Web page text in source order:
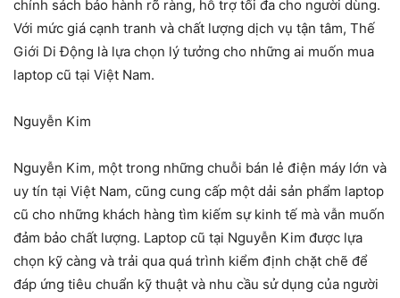
chính sách bảo hành rõ ràng, hỗ trợ tối đa cho người dùng.
Với mức giá cạnh tranh và chất lượng dịch vụ tận tâm, Thế
Giới Di Động là lựa chọn lý tưởng cho những ai muốn mua
laptop cũ tại Việt Nam.
Nguyễn Kim
Nguyễn Kim, một trong những chuỗi bán lẻ điện máy lớn và
uy tín tại Việt Nam, cũng cung cấp một dải sản phẩm laptop
cũ cho những khách hàng tìm kiếm sự kinh tế mà vẫn muốn
đảm bảo chất lượng. Laptop cũ tại Nguyễn Kim được lựa
chọn kỹ càng và trải qua quá trình kiểm định chặt chẽ để
đáp ứng tiêu chuẩn kỹ thuật và nhu cầu sử dụng của người